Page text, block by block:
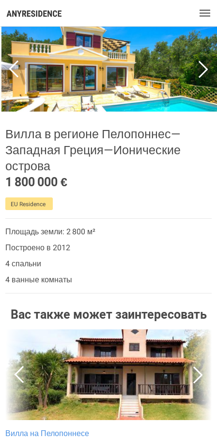
Вилла в регионе Пелопоннес—
Западная Греция—Ионические
острова
1 800 000 €
EU Residence
Площадь земли: 2 800 м²
Построено в 2012
4 спальни
4 ванные комнаты
Вас также может заинтересовать
Вилла на Пелопоннесе